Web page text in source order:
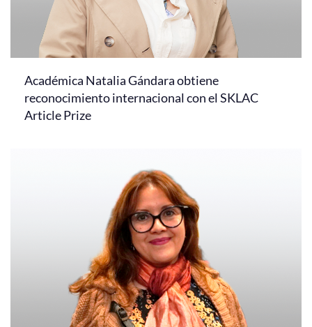
Académica Natalia Gándara obtiene
reconocimiento internacional con el SKLAC
Article Prize